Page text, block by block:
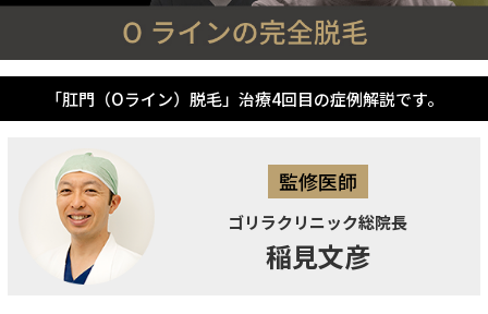
「肛門（Oライン）脱毛」治療4回目の症例解説です。
監修医師
ゴリラクリニック総院長
稲見文彦